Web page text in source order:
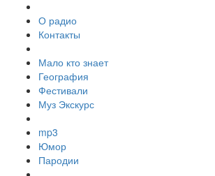
О радио
Контакты
Мало кто знает
География
Фестивали
Муз Экскурс
mp3
Юмор
Пародии